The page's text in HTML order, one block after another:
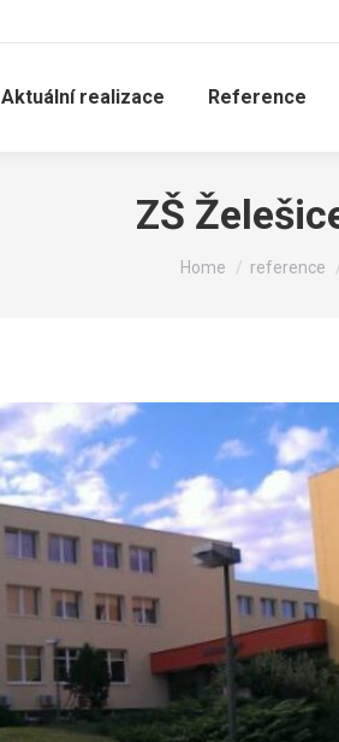
Aktuální realizace Reference
ZŠ
You are here:
Home reference